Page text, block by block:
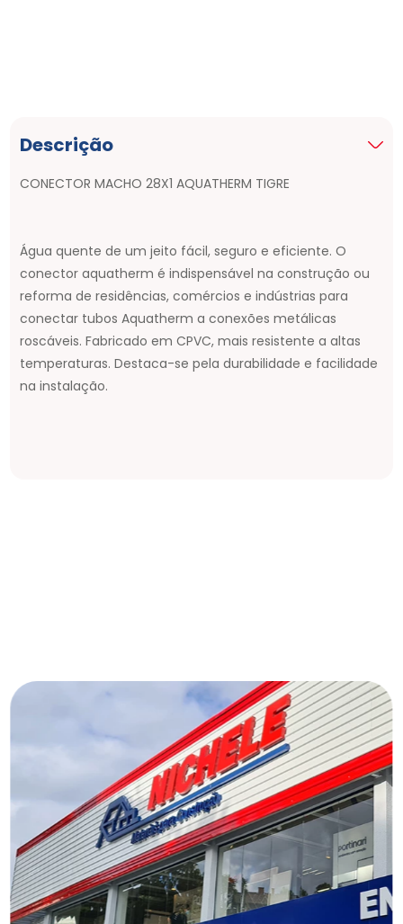
Descrição
CONECTOR MACHO 28X1 AQUATHERM TIGRE
Água quente de um jeito fácil, seguro e eficiente. O
conector aquatherm é indispensável na construção ou
reforma de residências, comércios e indústrias para
conectar tubos Aquatherm a conexões metálicas
roscáveis. Fabricado em CPVC, mais resistente a altas
temperaturas. Destaca-se pela durabilidade e facilidade
na instalação.